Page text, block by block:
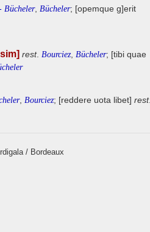
Bücheler, Bücheler; [opemque g]erit
rest. Bourciez, Bücheler; [tibi quae
, Bourciez; [reddere uota libet] rest.
/ Bordeaux